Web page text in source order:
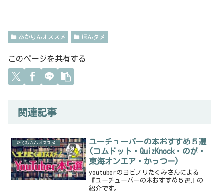
あかりんオススメ ほんタメ
このページを共有する
関連記事
たくみさんオススメ
ユーチューバーの本おすすめ５選
(コムドット・QuizKnock・のが・
東海オンエア・かっつー)
youtuberのヨビノリたくみさんによる
『ユーチューバーの本おすすめ５選』の
紹介です。